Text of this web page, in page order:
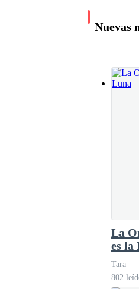
Nuevas
La
es la
Tara
802